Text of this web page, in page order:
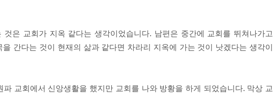
것은 교회가 지옥 같다는 생각이었습니다. 남편은 중간에 교회를 뛰쳐나가고
간다는 것이 현재의 삶과 같다면 차라리 지옥에 가는 것이 낫겠다는 생각이
파 교회에서 신앙생활을 했지만 교회를 나와 방황을 하게 되었습니다. 막상 교